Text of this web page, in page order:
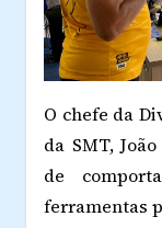
O chefe da
da SMT,
de
ferramentas